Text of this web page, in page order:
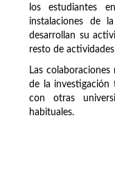
los estudiantes
instalaciones de
desarrollan su
resto de
Las
de la investigación
con otras
habituales.